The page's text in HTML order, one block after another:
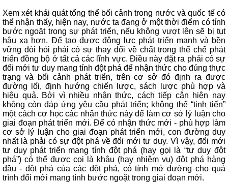
Xem xét khái quát tổng thể bối cảnh trong nước và quốc tế có
thể nhận thấy, hiện nay, nước ta đang ở một thời điểm có tính
bước ngoặt trong sự phát triển, nếu không vượt lên sẽ bị tụt
hậu xa hơn. Để tạo được động lực phát triển mạnh và bền
vững đòi hỏi phải có sự thay đổi về chất trong thể chế phát
triển đồng bộ ở tất cả các lĩnh vực. Điều này đặt ra phải có sự
đổi mới tư duy mang tính đột phá để nhận thức cho đúng thực
trạng và bối cảnh phát triển, trên cơ sở đó định ra được
đường lối, định hướng chiến lược, sách lược phù hợp và
hiệu quả. Bởi vì nhiều nhận thức, cách tiếp cận hiện nay
không còn đáp ứng yêu cầu phát triển; không thể “tịnh tiến”
một cách cơ học các nhận thức này để làm cơ sở lý luận cho
giai đoạn phát triển mới. Để có nhận thức mới - phù hợp làm
cơ sở lý luận cho giai đoạn phát triển mới, con đường duy
nhất là phải có sự đột phá về đổi mới tư duy. Vì vậy, đổi mới
tư duy phát triển mang tính đột phá (hay gọi là “tư duy đột
phá”) có thể được coi là khâu (hay nhiệm vụ) đột phá hàng
đầu - đột phá của các đột phá, có tính mở đường cho quá
trình đổi mới mang tính bước ngoặt trong giai đoạn mới.